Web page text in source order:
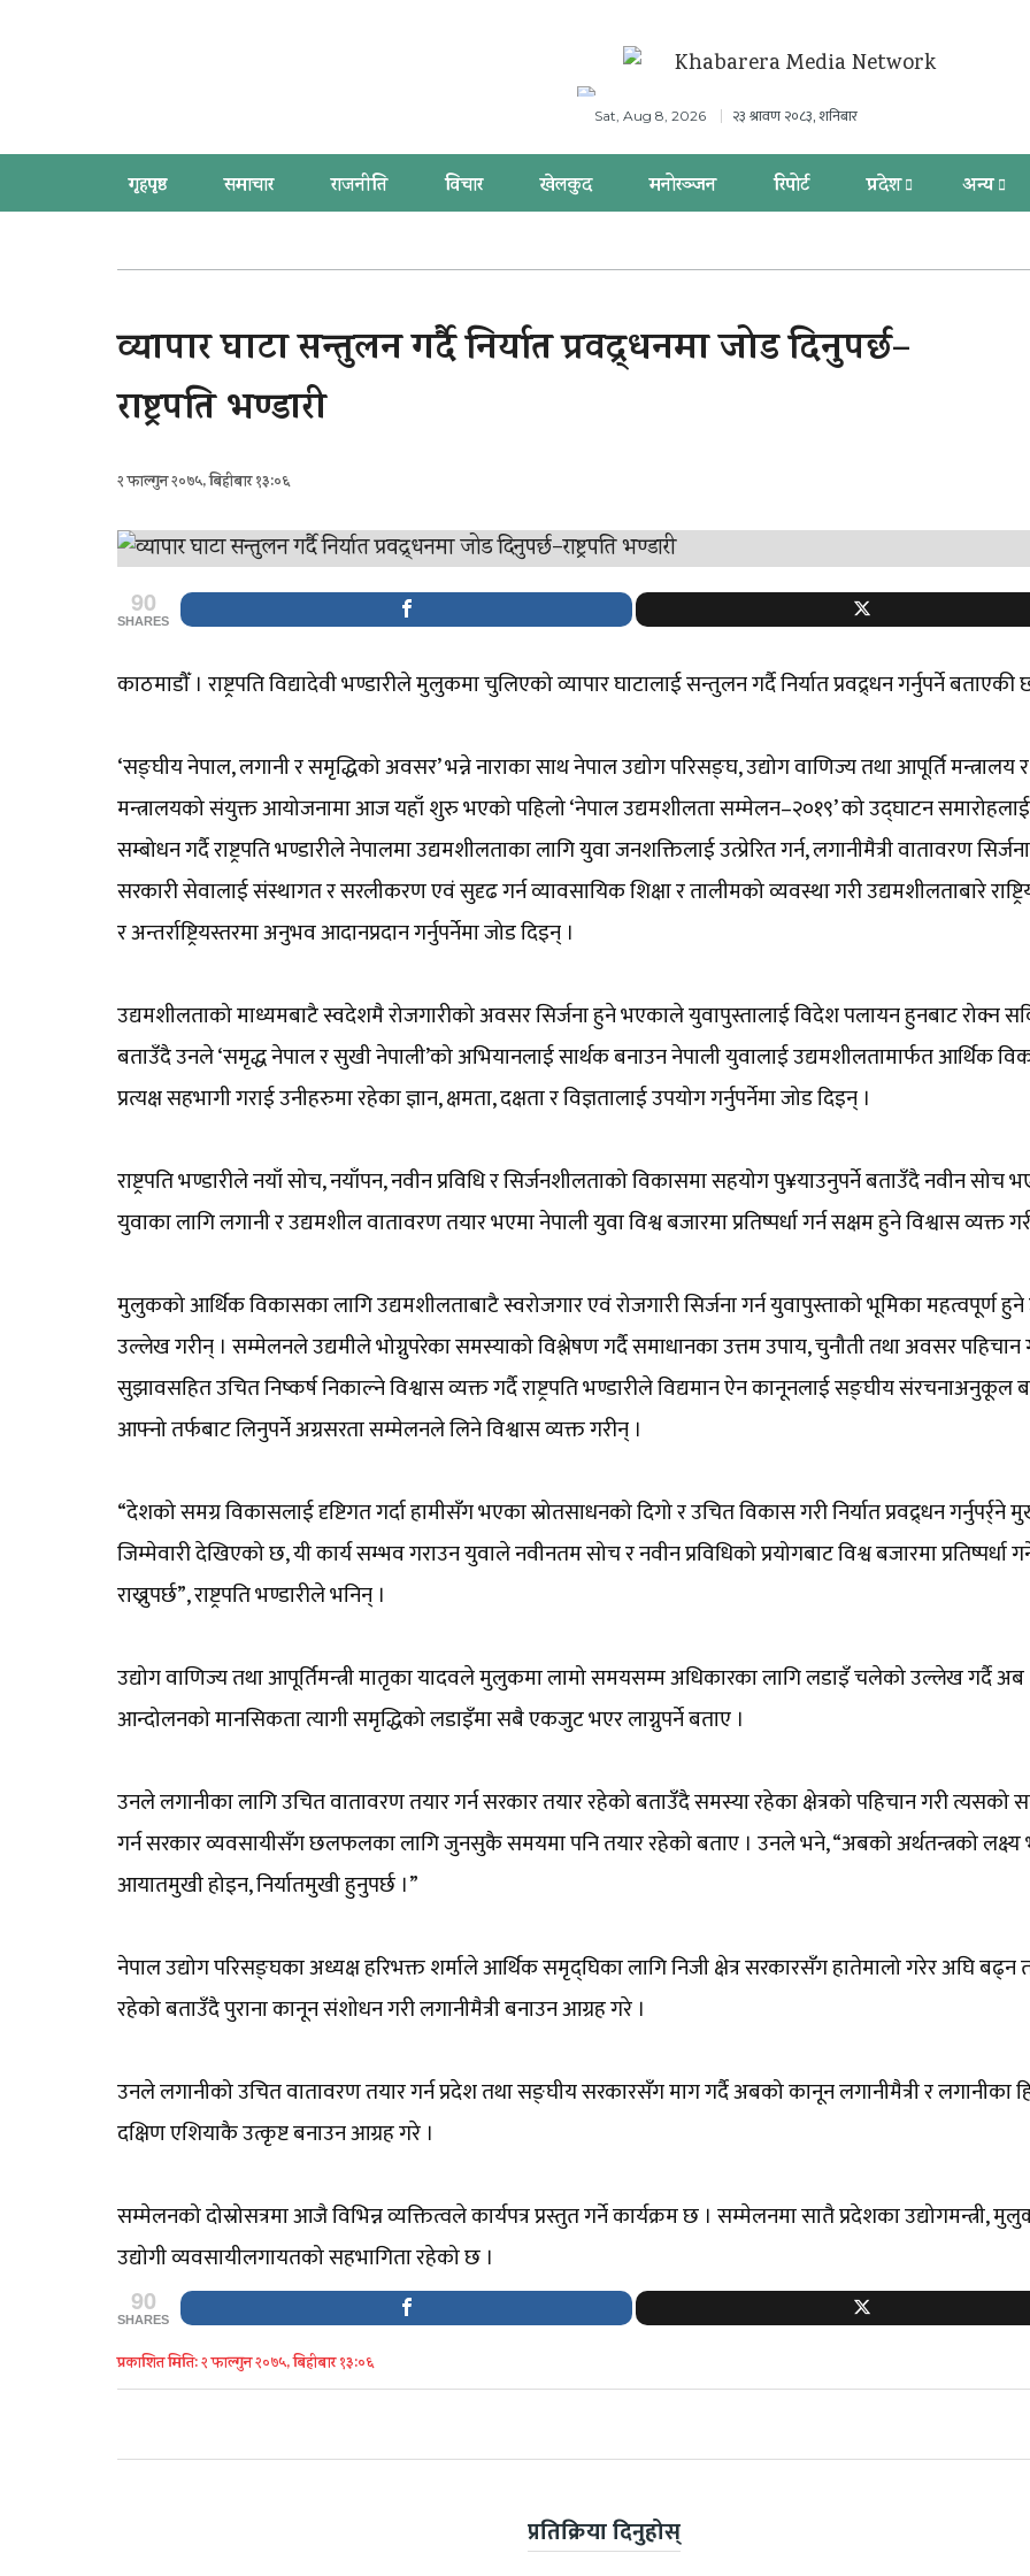
Sat, Aug 8, 2026 २३ श्रावण २०८३, शनिबार
गृहपृष्ठ समाचार राजनीति विचार खेलकुद मनोरञ्जन रिपोर्ट प्रदेश अन्य
व्यापार घाटा सन्तुलन गर्दै निर्यात प्रवद्र्धनमा जोड दिनुपर्छ–
राष्ट्रपति भण्डारी
२ फाल्गुन २०७५, बिहीबार १३:०६
90
SHARES
काठमाडौँ । राष्ट्रपति विद्यादेवी भण्डारीले मुलुकमा चुलिएको व्यापार घाटालाई सन्तुलन गर्दै निर्यात प्रवद्र्धन गर्नुपर्ने बताएकी
‘सङ्घीय नेपाल, लगानी र समृद्धिको अवसर’ भन्ने नाराका साथ नेपाल उद्योग परिसङ्घ, उद्योग वाणिज्य तथा आपूर्ति मन्त्रालय
मन्त्रालयको संयुक्त आयोजनामा आज यहाँ शुरु भएको पहिलो ‘नेपाल उद्यमशीलता सम्मेलन–२०१९’ को उद्घाटन समारोहलाई
सम्बोधन गर्दै राष्ट्रपति भण्डारीले नेपालमा उद्यमशीलताका लागि युवा जनशक्तिलाई उत्प्रेरित गर्न, लगानीमैत्री वातावरण
सरकारी सेवालाई संस्थागत र सरलीकरण एवं सुदृढ गर्न व्यावसायिक शिक्षा र तालीमको व्यवस्था गरी उद्यमशीलताबारे
र अन्तर्राष्ट्रियस्तरमा अनुभव आदानप्रदान गर्नुपर्नेमा जोड दिइन् ।
उद्यमशीलताको माध्यमबाटै स्वदेशमै रोजगारीको अवसर सिर्जना हुने भएकाले युवापुस्तालाई विदेश पलायन हुनबाट रोक्न
बताउँदै उनले ‘समृद्ध नेपाल र सुखी नेपाली’को अभियानलाई सार्थक बनाउन नेपाली युवालाई उद्यमशीलतामार्फत आर्थिक
प्रत्यक्ष सहभागी गराई उनीहरुमा रहेका ज्ञान, क्षमता, दक्षता र विज्ञतालाई उपयोग गर्नुपर्नेमा जोड दिइन् ।
राष्ट्रपति भण्डारीले नयाँ सोच, नयाँपन, नवीन प्रविधि र सिर्जनशीलताको विकासमा सहयोग पु¥याउनुपर्ने बताउँदै नवीन सोच
युवाका लागि लगानी र उद्यमशील वातावरण तयार भएमा नेपाली युवा विश्व बजारमा प्रतिष्पर्धा गर्न सक्षम हुने विश्वास व्यक्त
मुलुकको आर्थिक विकासका लागि उद्यमशीलताबाटै स्वरोजगार एवं रोजगारी सिर्जना गर्न युवापुस्ताको भूमिका महत्वपूर्ण
उल्लेख गरीन् । सम्मेलनले उद्यमीले भोग्नुपरेका समस्याको विश्लेषण गर्दै समाधानका उत्तम उपाय, चुनौती तथा अवसर पहिचान
सुझावसहित उचित निष्कर्ष निकाल्ने विश्वास व्यक्त गर्दै राष्ट्रपति भण्डारीले विद्यमान ऐन कानूनलाई सङ्घीय संरचनाअनुकूल
आफ्नो तर्फबाट लिनुपर्ने अग्रसरता सम्मेलनले लिने विश्वास व्यक्त गरीन् ।
“देशको समग्र विकासलाई दृष्टिगत गर्दा हामीसँग भएका स्रोतसाधनको दिगो र उचित विकास गरी निर्यात प्रवद्र्धन गर्नुपर्र्ने
जिम्मेवारी देखिएको छ, यी कार्य सम्भव गराउन युवाले नवीनतम सोच र नवीन प्रविधिको प्रयोगबाट विश्व बजारमा प्रतिष्पर्धा
राख्नुपर्छ”, राष्ट्रपति भण्डारीले भनिन् ।
उद्योग वाणिज्य तथा आपूर्तिमन्त्री मातृका यादवले मुलुकमा लामो समयसम्म अधिकारका लागि लडाइँ चलेको उल्लेख गर्दै अब
आन्दोलनको मानसिकता त्यागी समृद्धिको लडाइँमा सबै एकजुट भएर लाग्नुपर्ने बताए ।
उनले लगानीका लागि उचित वातावरण तयार गर्न सरकार तयार रहेको बताउँदै समस्या रहेका क्षेत्रको पहिचान गरी त्यसको
गर्न सरकार व्यवसायीसँग छलफलका लागि जुनसुकै समयमा पनि तयार रहेको बताए । उनले भने, “अबको अर्थतन्त्रको
आयातमुखी होइन, निर्यातमुखी हुनुपर्छ ।”
नेपाल उद्योग परिसङ्घका अध्यक्ष हरिभक्त शर्माले आर्थिक समृद्घिका लागि निजी क्षेत्र सरकारसँग हातेमालो गरेर अघि बढ्न
रहेको बताउँदै पुराना कानून संशोधन गरी लगानीमैत्री बनाउन आग्रह गरे ।
उनले लगानीको उचित वातावरण तयार गर्न प्रदेश तथा सङ्घीय सरकारसँग माग गर्दै अबको कानून लगानीमैत्री र लगानीका
दक्षिण एशियाकै उत्कृष्ट बनाउन आग्रह गरे ।
सम्मेलनको दोस्रोसत्रमा आजै विभिन्न व्यक्तित्वले कार्यपत्र प्रस्तुत गर्ने कार्यक्रम छ । सम्मेलनमा सातै प्रदेशका उद्योगमन्त्री,
उद्योगी व्यवसायीलगायतको सहभागिता रहेको छ ।
90
SHARES
प्रकाशित मिति: २ फाल्गुन २०७५, बिहीबार १३:०६
प्रतिक्रिया दिनुहोस्